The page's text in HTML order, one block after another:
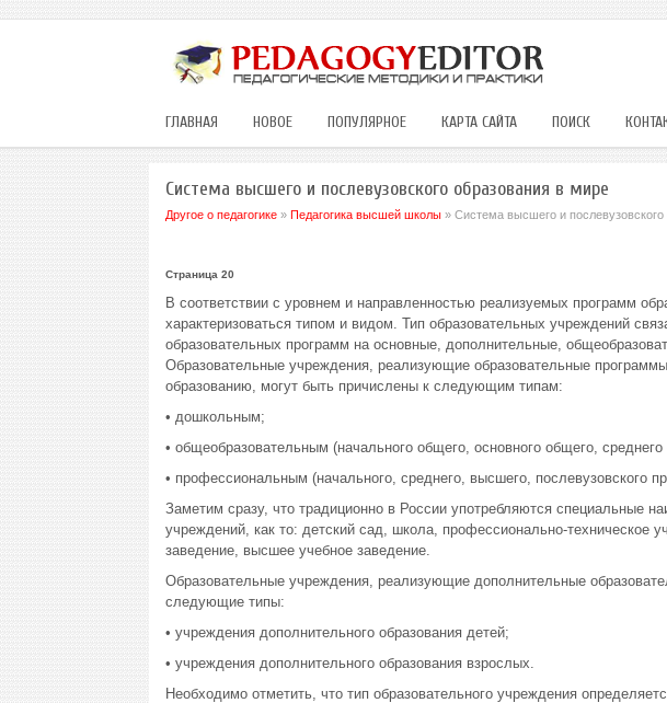
ГЛАВНАЯ НОВОЕ ПОПУЛЯРНОЕ КАРТА САЙТА ПОИСК
Система высшего и послевузовского образования в мире
Другое о педагогике» Педагогика высшей школы» Система высшего и послевузовского
Страница 20
В соответствии с уровнем и направленностью реализуемых программ
характеризоваться типом и видом. Тип образовательных учреждений
образовательных программ на основные, дополнительные,
Образовательные учреждения, реализующие образовательные
образованию, могут быть причислены к следующим типам:
• дошкольным;
• общеобразовательным (начального общего, основного общего,
• профессиональным (начального, среднего, высшего, послевузовского
Заметим сразу, что традиционно в России употребляются специальные
учреждений, как то: детский сад, школа, профессионально-техническое
заведение, высшее учебное заведение.
Образовательные учреждения, реализующие дополнительные
следующие типы:
• учреждения дополнительного образования детей;
• учреждения дополнительного образования взрослых.
Необходимо отметить, что тип образовательного учреждения